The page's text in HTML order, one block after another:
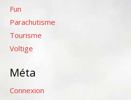
Fun
Parachutisme
Tourisme
Voltige
Méta
Connexion